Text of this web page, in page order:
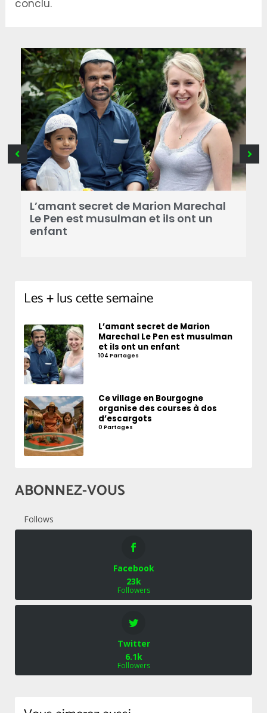
conclu.
L’amant secret de Marion Marechal
Le Pen est musulman et ils ont un
enfant
Les + lus cette semaine
L’amant secret de Marion
Marechal Le Pen est musulman
et ils ont un enfant
104 Partages
Ce village en Bourgogne
organise des courses à dos
d’escargots
0 Partages
ABONNEZ-VOUS
Follows
Facebook
23k
Followers
Twitter
6.1k
Followers